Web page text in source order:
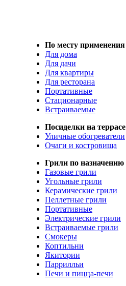
По месту применения
Для дома
Для дачи
Для квартиры
Для ресторана
Портативные
Стационарные
Встраиваемые
Посиделки на террасе
Уличные обогреватели
Очаги и костровища
Грили по назначению
Газовые грили
Угольные грили
Керамические грили
Пеллетные грили
Портативные
Электрические грили
Встраиваемые грили
Смокеры
Коптильни
Якитории
Паррилльи
Печи и пицца-печи